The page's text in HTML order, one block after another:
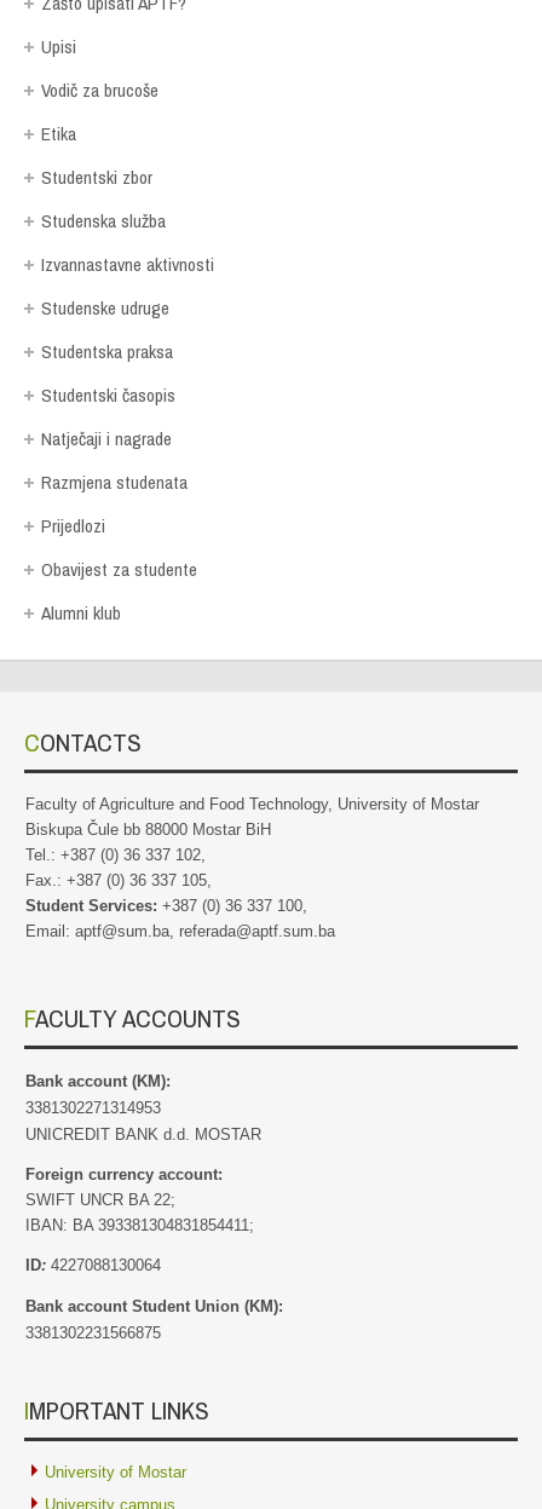
Upisi
Vodič za brucoše
Etika
Studentski zbor
Studenska služba
Izvannastavne aktivnosti
Studenske udruge
Studentska praksa
Studentski časopis
Natječaji i nagrade
Razmjena studenata
Prijedlozi
Obavijest za studente
Alumni klub
CONTACTS
Faculty of Agriculture and Food Technology, University of Mostar
Biskupa Čule bb 88000 Mostar BiH
Tel.: +387 (0) 36 337 102,
Fax.: +387 (0) 36 337 105,
Student Services: +387 (0) 36 337 100,
Email: aptf@sum.ba, referada@aptf.sum.ba
FACULTY ACCOUNTS
Bank account (KM):
3381302271314953
UNICREDIT BANK d.d. MOSTAR
Foreign currency account:
SWIFT UNCR BA 22;
IBAN: BA 393381304831854411;
ID: 4227088130064
Bank account Student Union (KM):
3381302231566875
IMPORTANT LINKS
University of Mostar
University campus